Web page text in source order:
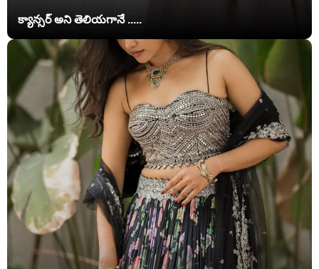
క్యాన్సర్ అని తెలియగానే .....